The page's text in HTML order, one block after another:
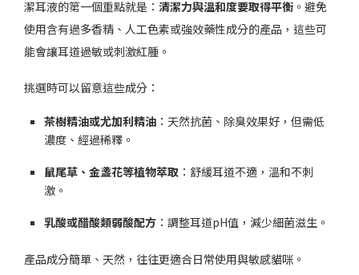
潔耳液的第一個重點就是： 清潔力與溫和度要取得平衡 。避免
使用含有過多香精、人工色素或強效藥性成分的產品，這些可
能會讓耳道過敏或刺激紅腫。
挑選時可以留意這些成分：
茶樹精油或尤加利精油 ：天然抗菌、除臭效果好，但需低
濃度、經過稀釋。
鼠尾草、金盞花等植物萃取 ：舒緩耳道不適，溫和不刺
激。
乳酸或醋酸類弱酸配方 ：調整耳道pH值，減少細菌滋生。
產品成分簡單、天然，往往更適合日常使用與敏感貓咪。